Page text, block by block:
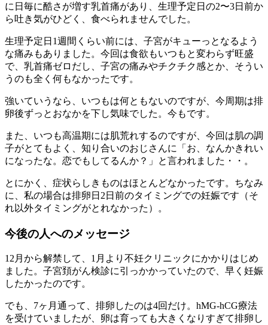
に日毎に酷さが増す乳首痛があり、生理予定日の2〜3日前か
ら吐き気がひどく、食べられませんでした。
生理予定日1週間くらい前には、子宮がキューっとなるよう
な痛みもありました。今回は食欲もいつもと変わらず旺盛
で、乳首痛ゼロだし、子宮の痛みやチクチク感とか、そうい
うのも全く何もなかったです。
強いていうなら、いつもは何ともないのですが、今周期は排
卵後ずっとおなかを下し気味でした。今もです。
また、いつも高温期には肌荒れするのですが、今回は肌の調
子がとてもよく、知り合いのおじさんに「お、なんかきれい
になったな。恋でもしてるんか？」と言われました・・。
とにかく、症状らしきものはほとんどなかったです。ちなみ
に、私の場合は排卵日2日前のタイミングでの妊娠です（そ
れ以外タイミングがとれなかった）。
今後の人へのメッセージ
12月から解禁して、1月より不妊クリニックにかかりはじめ
ました。子宮頚がん検診に引っかかっていたので、早く妊娠
したかったのです。
でも、7ヶ月通って、排卵したのは4回だけ。hMG-hCG療法
を受けていましたが、卵は育っても大きくなりすぎて排卵し